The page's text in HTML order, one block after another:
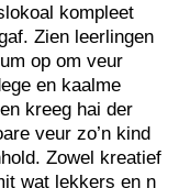
kompleet
Zien leerlingen
op om veur
en kaalme
kreeg hai der
veur zo’n kind
Zowel kreatief
wat lekkers en n